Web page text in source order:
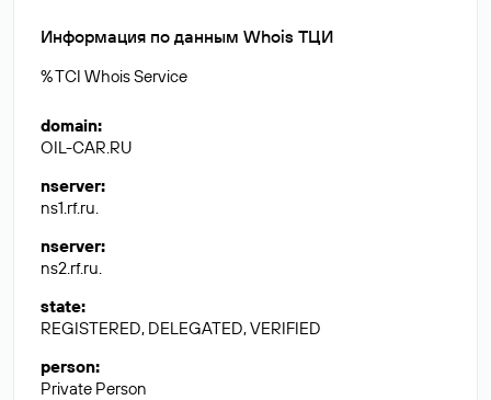
Информация по данным Whois ТЦИ
% TCI Whois Service
domain:
OIL-CAR.RU
nserver:
ns1.rf.ru.
nserver:
ns2.rf.ru.
state:
REGISTERED, DELEGATED, VERIFIED
person:
Private Person